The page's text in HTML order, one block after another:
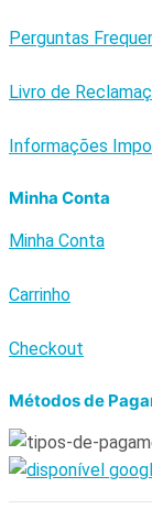
Perguntas
Livro de
Informações
Minha Conta
Minha Conta
Carrinho
Checkout
Métodos de